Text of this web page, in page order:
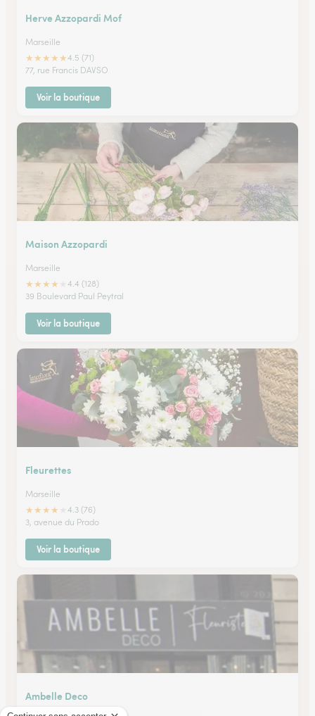
Herve Azzopardi Mof
Marseille
★★★★★4.5 (71)
77, rue Francis DAVSO
Voir la boutique
Maison Azzopardi
Marseille
★★★★
4.4 (128)
39 Boulevard Paul Peytral
Voir la boutique
Fleurettes
Marseille
★★★★
4.3 (76)
3, avenue du Prado
Voir la boutique
Ambelle Deco